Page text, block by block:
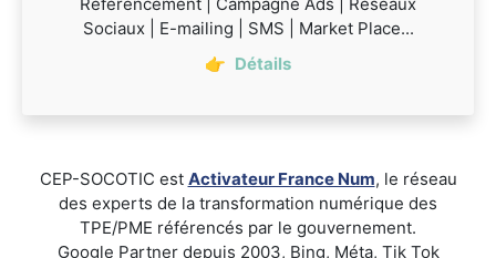
Sociaux | E-mailing | SMS | Market Place...
👉 Détails
CEP-SOCOTIC est Activateur France Num, le réseau
des experts de la transformation numérique des
TPE/PME référencés par le gouvernement.
Google Partner depuis 2003, Bing, Méta, Tik Tok